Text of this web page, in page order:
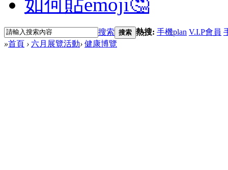
搜索 搜索 熱搜: 手機plan V.I.P會員
»首頁 › 六月展覽活動› 健康博覽